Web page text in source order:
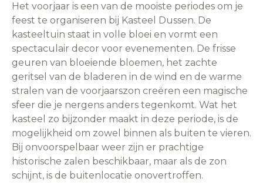
Het voorjaar is een van de mooiste periodes om je
feest te organiseren bij Kasteel Dussen. De
kasteeltuin staat in volle bloei en vormt een
spectaculair decor voor evenementen. De frisse
geuren van bloeiende bloemen, het zachte
geritsel van de bladeren in de wind en de warme
stralen van de voorjaarszon creëren een magische
sfeer die je nergens anders tegenkomt. Wat het
kasteel zo bijzonder maakt in deze periode, is de
mogelijkheid om zowel binnen als buiten te vieren.
Bij onvoorspelbaar weer zijn er prachtige
historische zalen beschikbaar, maar als de zon
schijnt, is de buitenlocatie onovertroffen.